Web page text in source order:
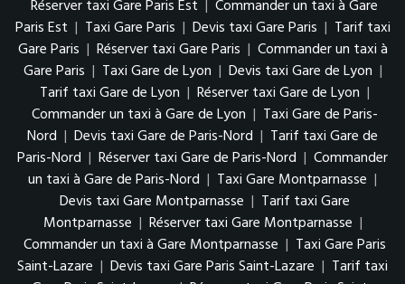
Réserver taxi Gare Paris Est | Commander un taxi à Gare
Paris Est | Taxi Gare Paris | Devis taxi Gare Paris | Tarif taxi
Gare Paris | Réserver taxi Gare Paris | Commander un taxi à
Gare Paris | Taxi Gare de Lyon | Devis taxi Gare de Lyon |
Tarif taxi Gare de Lyon | Réserver taxi Gare de Lyon |
Commander un taxi à Gare de Lyon | Taxi Gare de Paris-
Nord | Devis taxi Gare de Paris-Nord | Tarif taxi Gare de
Paris-Nord | Réserver taxi Gare de Paris-Nord | Commander
un taxi à Gare de Paris-Nord | Taxi Gare Montparnasse |
Devis taxi Gare Montparnasse | Tarif taxi Gare
Montparnasse | Réserver taxi Gare Montparnasse |
Commander un taxi à Gare Montparnasse | Taxi Gare Paris
Saint-Lazare | Devis taxi Gare Paris Saint-Lazare | Tarif taxi